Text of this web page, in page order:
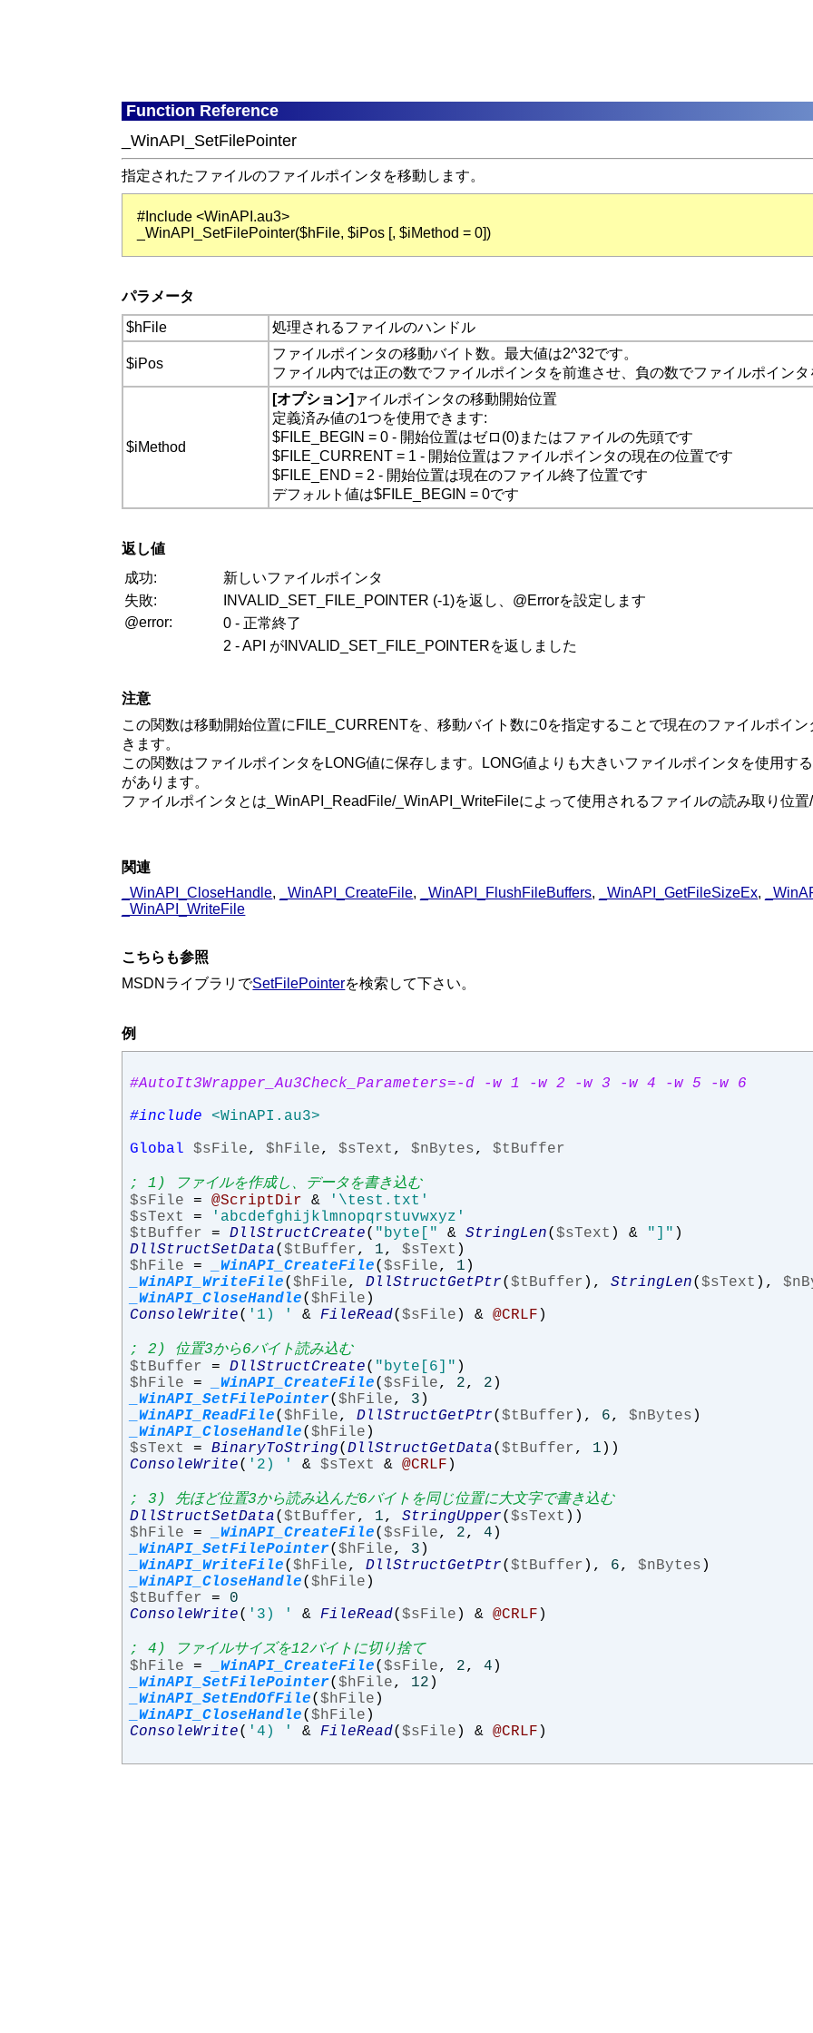
Function Reference
_WinAPI_SetFilePointer
指定されたファイルのファイルポインタを移動します。
#Include <WinAPI.au3>
_WinAPI_SetFilePointer($hFile, $iPos [, $iMethod = 0])
パラメータ
$hFile
処理されるファイルのハンドル
$iPos
ファイルポインタの移動バイト数。最大値は2^32です。
ファイル内では正の数でファイルポインタを前進させ、負の数でファイルポインタ
$iMethod
[オプション] ァイルポインタの移動開始位置
定義済み値の1つを使用できます:
$FILE_BEGIN = 0 - 開始位置はゼロ(0)またはファイルの先頭です
$FILE_CURRENT = 1 - 開始位置はファイルポインタの現在の位置です
$FILE_END = 2 - 開始位置は現在のファイル終了位置です
デフォルト値は$FILE_BEGIN = 0です
返し値
成功:
新しいファイルポインタ
失敗:
INVALID_SET_FILE_POINTER (-1)を返し、@Errorを設定します
@error:
0 - 正常終了
2 - API がINVALID_SET_FILE_POINTERを返しました
注意
この関数は移動開始位置にFILE_CURRENTを、移動バイト数に0を指定することで現在のファイルポイ
きます。
この関数はファイルポインタをLONG値に保存します。LONG値よりも大きいファイルポインタを使用す
があります。
ファイルポインタとは_WinAPI_ReadFile/_WinAPI_WriteFileによって使用されるファイルの読み取り位置
関連
_WinAPI_CloseHandle, _WinAPI_CreateFile, _WinAPI_FlushFileBuffers, _WinAPI_GetFileSizeEx,
_WinAPI_WriteFile
こちらも参照
MSDNライブラリでSetFilePointerを検索して下さい。
例
#AutoIt3Wrapper_Au3Check_Parameters=-d -w 1 -w 2 -w 3 -w 4 -w 5 -w 6
#include
<WinAPI.au3>
Global
$sFile, $hFile, $sText , $nBytes, $tBuffer
; 1) ファイルを作成し、データを書き込む
$sFile
= @ScriptDir &
'\test.txt'
$sText
=
'abcdefghijklmnopqrstuvwxyz'
$tBuffer
= DllStructCreate( "byte[" & StringLen($sText ) & "]" )
DllStructSetData($tBuffer, 1, $sText )
$hFile
= _WinAPI_CreateFile($sFile, 1 )
_WinAPI_WriteFile($hFile, DllStructGetPtr($tBuffer ), StringLen($sText ),
_WinAPI_CloseHandle($hFile )
ConsoleWrite( '1) ' & FileRead($sFile ) & @CRLF )
; 2) 位置3から6バイト読み込む
$tBuffer
= DllStructCreate( "byte[6]" )
$hFile
= _WinAPI_CreateFile($sFile, 2, 2 )
_WinAPI_SetFilePointer($hFile, 3 )
_WinAPI_ReadFile($hFile, DllStructGetPtr($tBuffer ), 6, $nBytes )
_WinAPI_CloseHandle($hFile )
$sText
= BinaryToString(DllStructGetData($tBuffer, 1 ))
ConsoleWrite( '2) ' & $sText & @CRLF )
; 3) 先ほど位置3から読み込んだ6バイトを同じ位置に大文字で書き込む
DllStructSetData($tBuffer, 1, StringUpper($sText ))
$hFile
= _WinAPI_CreateFile($sFile, 2, 4 )
_WinAPI_SetFilePointer($hFile, 3 )
_WinAPI_WriteFile($hFile, DllStructGetPtr($tBuffer ), 6, $nBytes )
_WinAPI_CloseHandle($hFile )
$tBuffer
=
0
ConsoleWrite( '3) ' & FileRead($sFile ) & @CRLF )
; 4) ファイルサイズを12バイトに切り捨て
$hFile
= _WinAPI_CreateFile($sFile, 2, 4 )
_WinAPI_SetFilePointer($hFile, 12 )
_WinAPI_SetEndOfFile($hFile )
_WinAPI_CloseHandle($hFile )
ConsoleWrite( '4) ' & FileRead($sFile ) & @CRLF )